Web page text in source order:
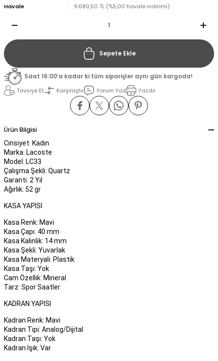
Havale
9.680,50 TL (%5,00 havale indirimi)
Sepete Ekle
Saat 16:00’a kadar ki tüm siparişler aynı gün kargoda!
Tavsiye Et
Karşılaştır Yorum Yaz Yazdır
Ürün Bilgisi
Cinsiyet: Kadın
Marka: Lacoste
Model: LC33
Çalışma Şekli: Quartz
Garanti: 2 Yıl
Ağırlık: 52 gr
KASA YAPISI
Kasa Renk: Mavi
Kasa Çapı: 40 mm
Kasa Kalinlik: 14 mm
Kasa Şekli: Yuvarlak
Kasa Materyali: Plastik
Kasa Taşı: Yok
Cam Özellik: Mineral
Tarz: Spor Saatler
KADRAN YAPISI
Kadran Renk: Mavi
Kadran Tipi: Analog/Dijital
Kadran Taşı: Yok
Kadran Işık: Var